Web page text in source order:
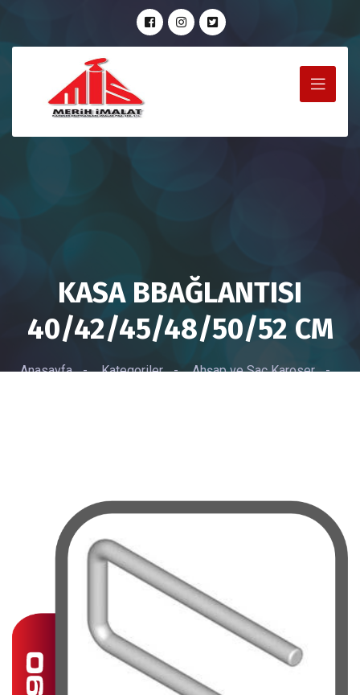
KASA BBAĞLANTISI
40/42/45/48/50/52 CM
Anasayfa - Kategoriler - Ahşap ve Sac Karoser
-